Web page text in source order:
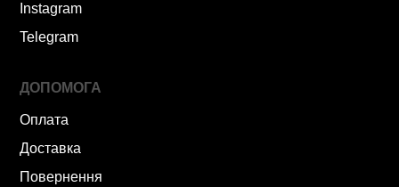
Instagram
Telegram
ДОПОМОГА
Оплата
Доставка
Повернення